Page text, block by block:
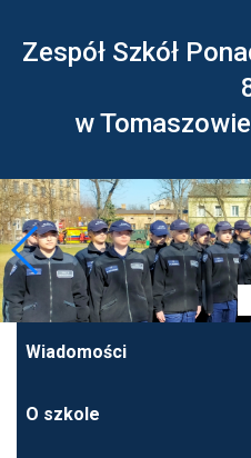
Zespół Szkół
w
Wiadomości
O szkole